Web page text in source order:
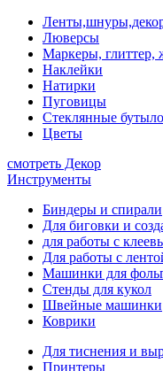
Люверсы
Маркеры, глиттер,
Наклейки
Натирки
Пуговицы
Стеклянные
Цветы
смотреть Декор
Инструменты
Биндеры и спирали
Для биговки и
для работы с
Для работы с
Машинки для
Стенды для кукол
Швейные машинки
Коврики
Для тиснения и
Принтеры